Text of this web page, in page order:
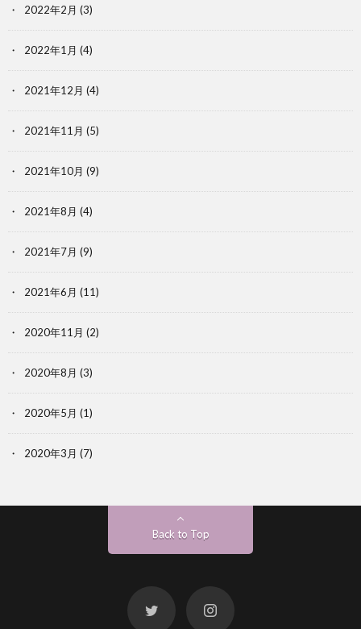
2022年2月 (3)
2022年1月 (4)
2021年12月 (4)
2021年11月 (5)
2021年10月 (9)
2021年8月 (4)
2021年7月 (9)
2021年6月 (11)
2020年11月 (2)
2020年8月 (3)
2020年5月 (1)
2020年3月 (7)
Back to Top